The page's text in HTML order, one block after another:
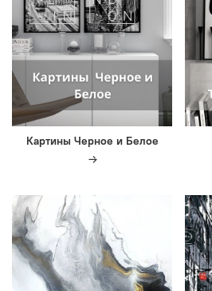
Картины Черное и Белое